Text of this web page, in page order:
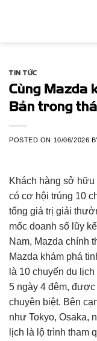
TIN TỨC
Cùng Mazda
Bản trong
POSTED ON 10/06/2026
Khách hàng sở
có cơ hội trúng 10
tổng giá trị giải
mốc doanh số lũy
Nam, Mazda chính
Mazda khám phá
là 10 chuyến du
5 ngày 4 đêm,
chuyên biệt. Bên
như Tokyo, Osaka,
lịch là lộ trình tham